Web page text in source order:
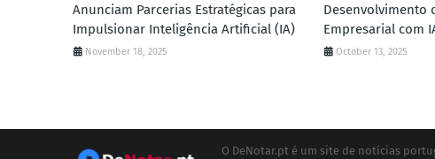
Anunciam Parcerias Estratégicas para
Impulsionar Inteligência Artificial (IA)
November 18, 2025
Desenvolvimento
Empresarial com
October 13, 2025
O DeNotar.pt é um site de notícias